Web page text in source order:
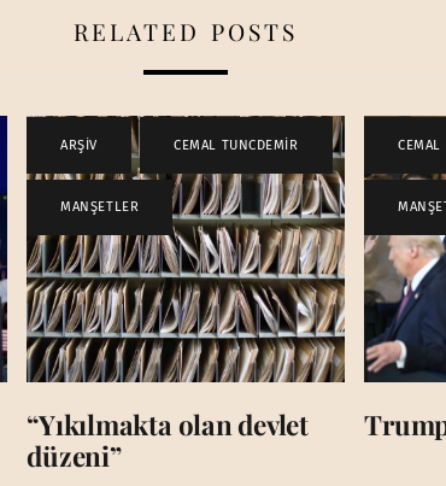
RELATED POSTS
ARŞİV , CEMAL TUNCDEMİR ,
MANŞETLER
“Yıkılmakta olan devlet
düzeni”
CEMAL